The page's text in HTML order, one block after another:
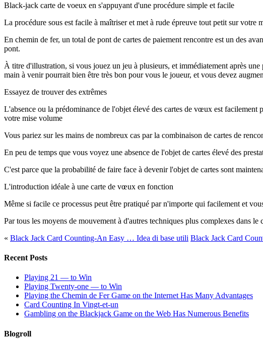
Black-jack carte de voeux en s'appuyant d'une procédure simple et facile
La procédure sous est facile à maîtriser et met à rude épreuve tout petit sur votre
En chemin de fer, un total de pont de cartes de paiement rencontre est un des
pont.
À titre d'illustration, si vous jouez un jeu à plusieurs, et immédiatement après
main à venir pourrait bien être très bon pour vous le joueur, et vous devez
Essayez de trouver des extrêmes
L'absence ou la prédominance de l'objet élevé des cartes de vœux est
votre mise volume
Vous pariez sur les mains de nombreux cas par la combinaison de cartes de
En peu de temps que vous voyez une absence de l'objet de cartes élevé des
C'est parce que la probabilité de faire face à devenir l'objet de cartes sont
L'introduction idéale à une carte de vœux en fonction
Même si facile ce processus peut être pratiqué par n'importe qui facilement et
Par tous les moyens de mouvement à d'autres techniques plus complexes dans
« Black Jack Card Counting-An Easy … Idea di base utili Black Jack Card
Recent Posts
Playing 21 — to Win
Playing Twenty-one — to Win
Playing the Chemin de Fer Game on the Internet Has Many Advantages
Card Counting In Vingt-et-un
Gambling on the Blackjack Game on the Web Has Numerous Benefits
Blogroll